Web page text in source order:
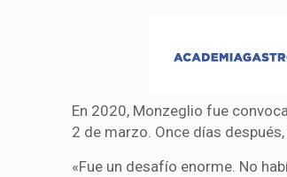
En 2020, Monzeglio fue
2 de marzo. Once días
«Fue un desafío enorme. No